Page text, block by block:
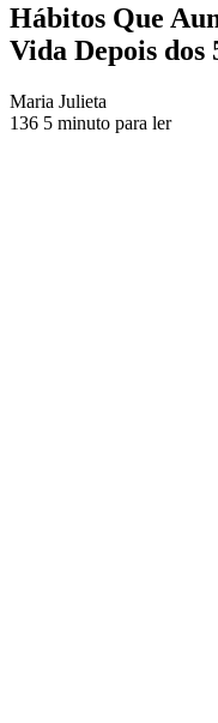
Hábitos Que
Vida Depois dos
Maria Julieta
an
136 5 minuto para ler